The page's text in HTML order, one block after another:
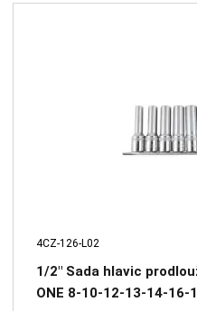
4CZ-126-L02
1/2" Sada hlavic
ONE 8-10-12-13-14-16-